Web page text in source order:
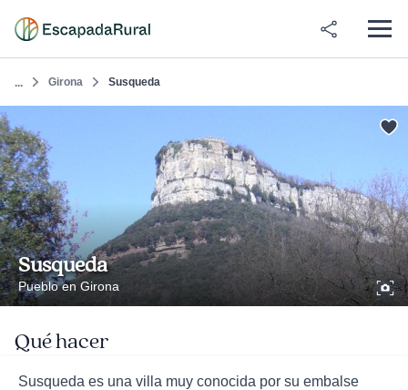
... Girona Susqueda
Susqueda
Pueblo en Girona
Qué hacer
Susqueda es una villa muy conocida por su embalse